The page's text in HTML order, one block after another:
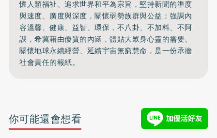
懷人類福祉、追求世界和平為宗旨，堅持新聞的準度
與速度、廣度與深度，關懷弱勢族群與公益；強調內
容溫馨、健康、益智、環保，不八卦、不加料、不阿
諛，希冀藉由優質的內涵，體貼大眾身心靈的需要、
關懷地球永續經營、延續宇宙無窮慧命，是一份承擔
社會責任的報紙。
你可能還會想看